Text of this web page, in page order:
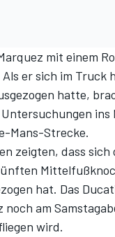
mit einem
er sich im Truck
hatte,
ins
Mans-Strecke.
zeigten, dass
hat. Das
noch am
wird.